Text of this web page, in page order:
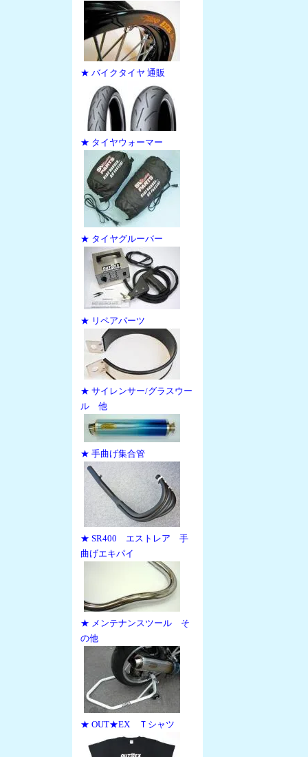
★ バイクタイヤ 通販
★ タイヤウォーマー
★ タイヤグルーバー
★ リペアパーツ
★ サイレンサー/グラスウー
ル 他
★ 手曲げ集合管
★ SR400 エストレア 手
曲げエキパイ
★ メンテナンスツール そ
の他
★ OUT★EX Ｔシャツ